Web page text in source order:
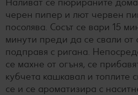
черен пипер и лют червен
посолява. Сосът се вари 15
минути преди да се свали от
подправя с ригана.
се махне от огъня, се
кубчета кашкавал и топлите
се и се ароматизира с